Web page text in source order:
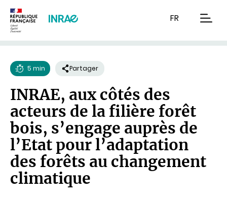
FR
de
lecture
5 min Partager
INRAE, aux côtés des
acteurs de la filière forêt
bois, s’engage auprès de
l’Etat pour l’adaptation
des forêts au changement
climatique